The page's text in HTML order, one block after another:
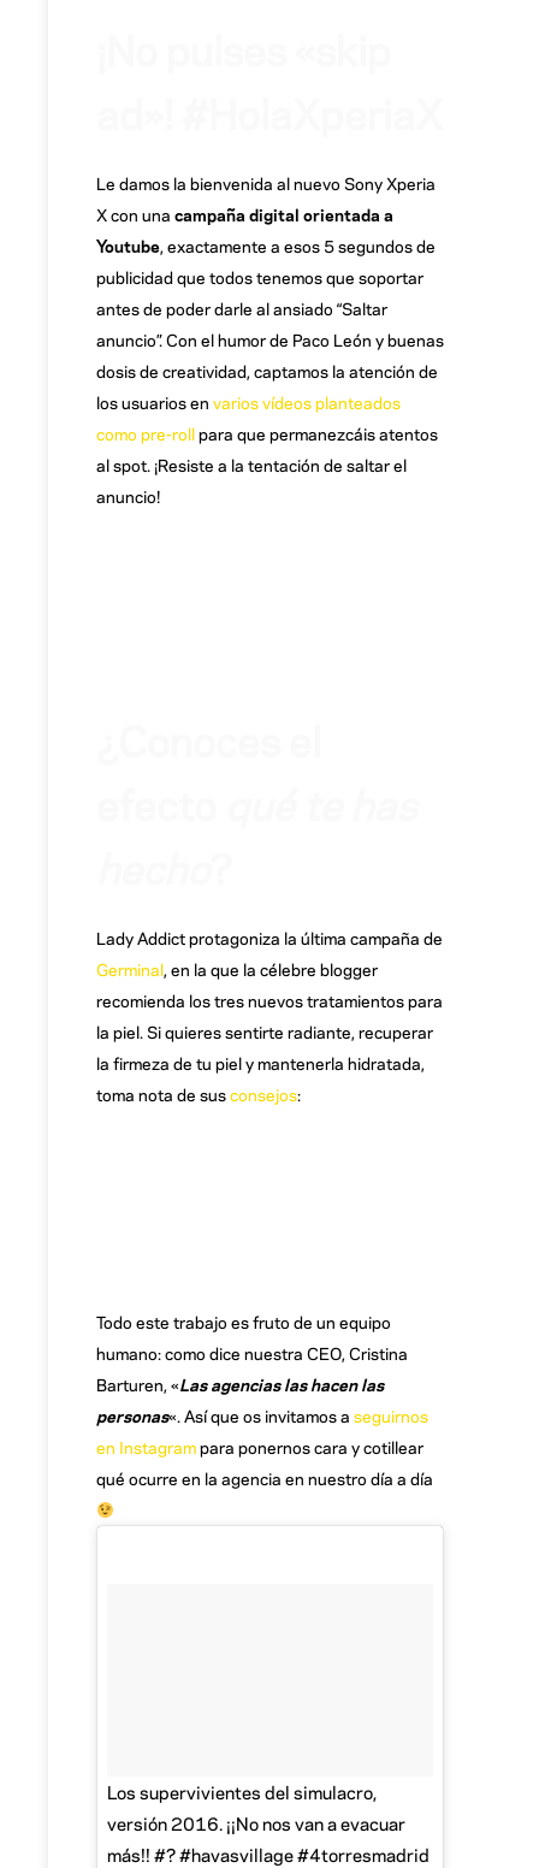
Le damos la bienvenida al nuevo Sony Xperia
X con una campaña digital orientada a
Youtube , exactamente a esos 5 segundos de
publicidad que todos tenemos que soportar
antes de poder darle al ansiado “Saltar
anuncio”. Con el humor de Paco León y buenas
dosis de creatividad, captamos la atención de
los usuarios en varios vídeos planteados
como pre-rollpara que permanezcáis atentos
al spot. ¡Resiste a la tentación de saltar el
anuncio!
Lady Addict protagoniza la última campaña de
Germinal, en la que la célebre blogger
recomienda los tres nuevos tratamientos para
la piel. Si quieres sentirte radiante, recuperar
la firmeza de tu piel y mantenerla hidratada,
toma nota de susconsejos:
Todo este trabajo es fruto de un equipo
humano: como dice nuestra CEO, Cristina
Barturen, «Las agencias las hacen las
personas«. Así que os invitamos a seguirnos
en Instagrampara ponernos cara y cotillear
qué ocurre en la agencia en nuestro día a día
Los supervivientes del simulacro,
versión 2016. ¡¡No nos van a evacuar
más!! #? #havasvillage #4torresmadrid